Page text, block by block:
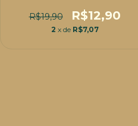
R$19,90
R$12,90
2 x de R$7,07